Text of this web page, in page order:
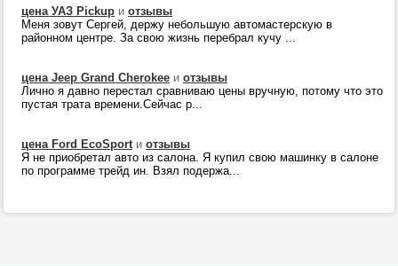
цена УАЗ Pickup и отзывы
Меня зовут Сергей, держу небольшую автомастерскую в
районном центре. За свою жизнь перебрал кучу ...
цена Jeep Grand Cherokee и отзывы
Лично я давно перестал сравниваю цены вручную, потому что это
пустая трата времени.Сейчас р...
цена Ford EcoSportи отзывы
Я не приобретал авто из салона. Я купил свою машинку в салоне
по программе трейд ин. Взял подержа...